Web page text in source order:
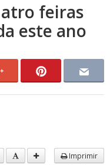
feiras
este ano
Imprimir